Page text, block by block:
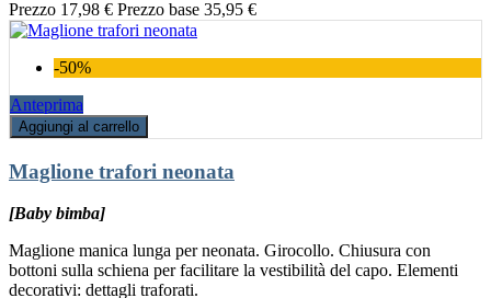
Prezzo 17,98 € Prezzo base 35,95 €
-50%
Anteprima
Aggiungi al carrello
Maglione trafori neonata
[Baby bimba]
Maglione manica lunga per neonata. Girocollo. Chiusura con
bottoni sulla schiena per facilitare la vestibilità del capo. Elementi
decorativi: dettagli traforati.